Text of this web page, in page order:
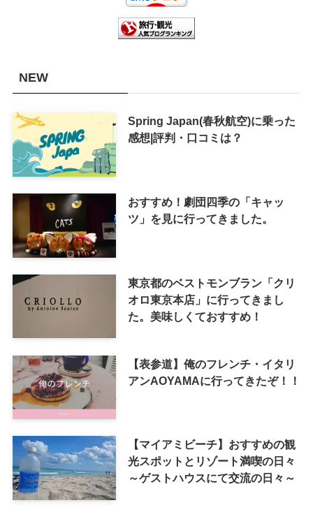
NEW
Spring Japan(春秋航空)に乗った
感想|評判・口コミは？
おすすめ！劇団四季の「キャッ
ツ」を見に行ってきました。
東京都のベストモンブラン「クリ
オロ東京本店」に行ってきまし
た。美味しくておすすめ！
【表参道】俺のフレンチ・イタリ
アンAOYAMAに行ってきたぞ！！
【マイアミビーチ】おすすめの観
光スポットとリゾート満喫の日々
～ゲストハウスにて交流の日々～